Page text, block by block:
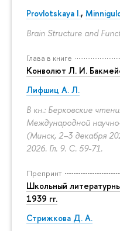
Provlotskaya I.,
Brain Structure and
Глава в книге
Конволют Л. И.
Лифшиц А. Л.
В кн.: Берковские
Международной
(Минск, 2–3 декабря
2026. Гл. 9. С. 59-71.
Препринт
Школьный
1939 гг.
Стрижкова Д. А.